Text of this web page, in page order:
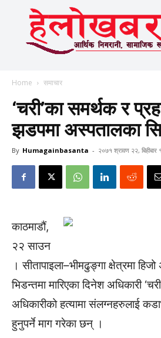
Home समाचार
‘चरी’का समर्थक र
झडपमा अस्पतालका
By Humagainbasanta - २०७१ श्रावण २२, बिहीबार
काठमाडौं,
२२ साउन
। सीतापाइला–भीमढुङ्गा क्षेत्रमा
भिडन्तमा मारिएका दिनेश अधिकारी
अधिकारीको हत्यामा संलग्नहरुलाई
हुनुपर्ने माग गरेका छन् ।